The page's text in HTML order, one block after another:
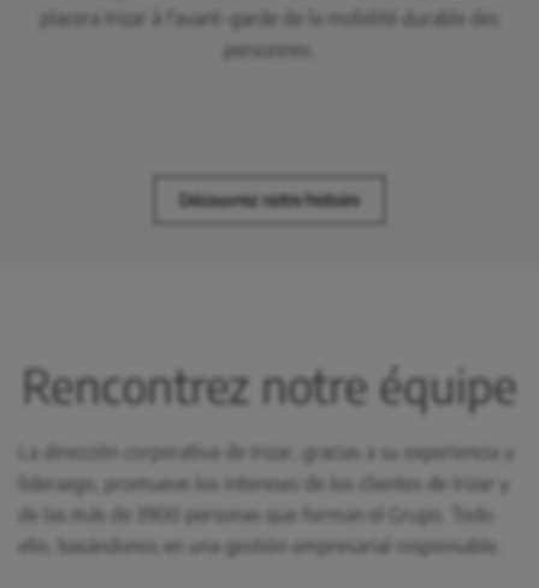
placera Irizar à l'avant-garde de la mobilité durable des
personnes.
Découvrez notre histoire
Rencontrez notre équipe
La dirección corporativa de Irizar, gracias a su experiencia y
liderazgo, promueve los intereses de los clientes de Irizar y
de las más de 3900 personas que forman el Grupo. Todo
ello, basándonos en una gestión empresarial responsable.